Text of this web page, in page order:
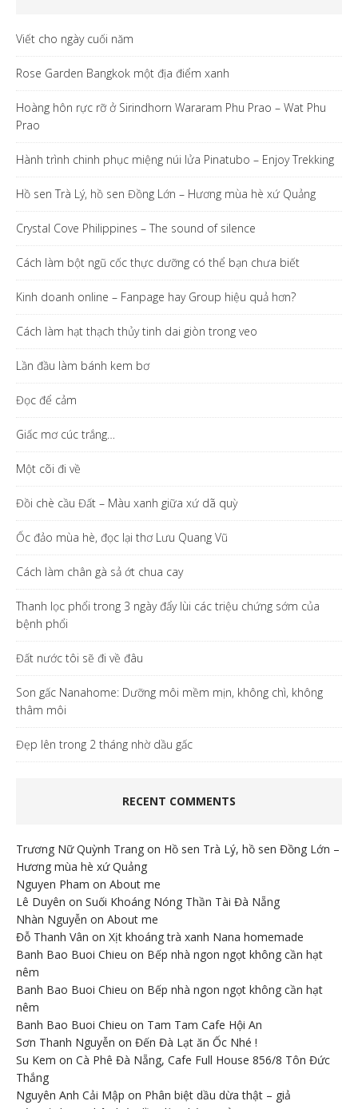
Viết cho ngày cuối năm
Rose Garden Bangkok một địa điểm xanh
Hoàng hôn rực rỡ ở Sirindhorn Wararam Phu Prao – Wat Phu
Prao
Hành trình chinh phục miệng núi lửa Pinatubo – Enjoy Trekking
Hồ sen Trà Lý, hồ sen Đồng Lớn – Hương mùa hè xứ Quảng
Crystal Cove Philippines – The sound of silence
Cách làm bột ngũ cốc thực dưỡng có thể bạn chưa biết
Kinh doanh online – Fanpage hay Group hiệu quả hơn?
Cách làm hạt thạch thủy tinh dai giòn trong veo
Lần đầu làm bánh kem bơ
Đọc để cảm
Giấc mơ cúc trắng…
Một cõi đi về
Đồi chè cầu Đất – Màu xanh giữa xứ dã quỳ
Ốc đảo mùa hè, đọc lại thơ Lưu Quang Vũ
Cách làm chân gà sả ớt chua cay
Thanh lọc phổi trong 3 ngày đẩy lùi các triệu chứng sớm của
bệnh phổi
Đất nước tôi sẽ đi về đâu
Son gấc Nanahome: Dưỡng môi mềm mịn, không chì, không
thâm môi
Đẹp lên trong 2 tháng nhờ dầu gấc
RECENT COMMENTS
Trương Nữ Quỳnh Trang on Hồ sen Trà Lý, hồ sen Đồng Lớn –
Hương mùa hè xứ Quảng
Nguyen Pham on About me
Lê Duyên on Suối Khoáng Nóng Thần Tài Đà Nẵng
Nhàn Nguyễn on About me
Đỗ Thanh Vân on Xịt khoáng trà xanh Nana homemade
Banh Bao Buoi Chieu on Bếp nhà ngon ngọt không cần hạt
nêm
Banh Bao Buoi Chieu on Bếp nhà ngon ngọt không cần hạt
nêm
Banh Bao Buoi Chieu on Tam Tam Cafe Hội An
Sơn Thanh Nguyễn on Đến Đà Lạt ăn Ốc Nhé !
Su Kem on Cà Phê Đà Nẵng, Cafe Full House 856/8 Tôn Đức
Thắng
Nguyên Anh Cải Mập on Phân biệt dầu dừa thật – giả